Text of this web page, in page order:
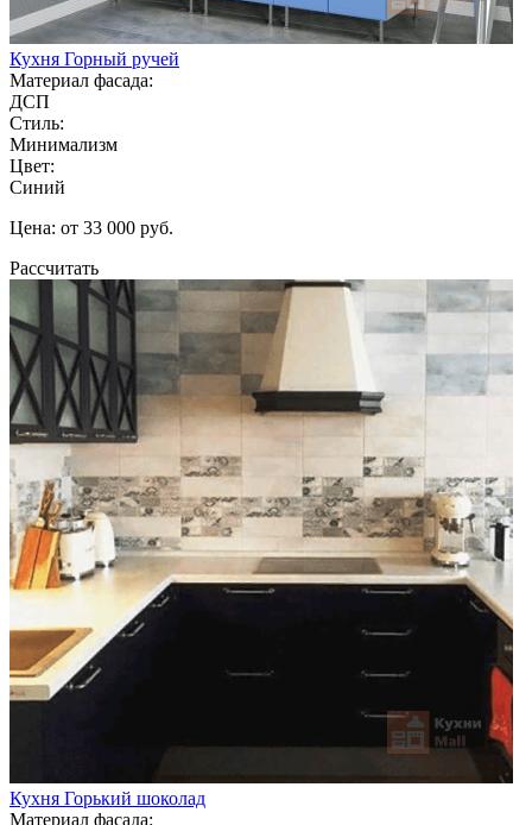
Кухня Горный ручей
Материал фасада:
ДСП
Стиль:
Минимализм
Цвет:
Синий
Цена: от 33 000 руб.
Рассчитать
Кухня Горький шоколад
Материал фасада: